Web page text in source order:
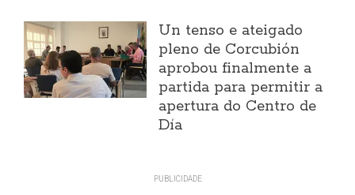
Un tenso e ateigado
pleno de Corcubión
aprobou finalmente a
partida para permitir a
apertura do Centro de
Día